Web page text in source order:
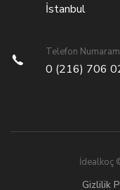
İstanbul
Telefon
0 (216) 706
İdealkoç
Gizlilik